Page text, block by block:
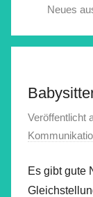
Neues
Veröffentlicht
Es gibt gute